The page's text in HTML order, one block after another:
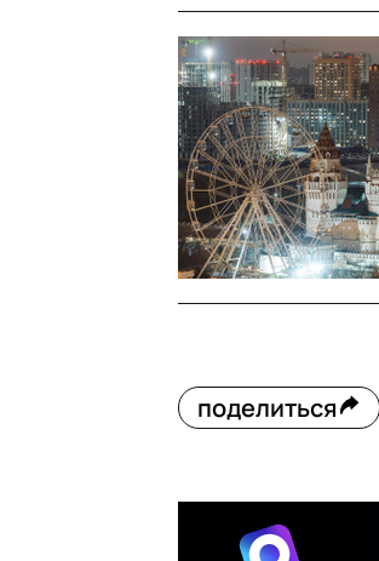
поделиться